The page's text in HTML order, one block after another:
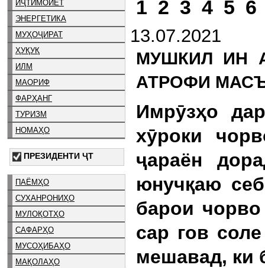
ИҶТИМОИЁТ
ЭНЕРГЕТИКА
МУҲОҶИРАТ
ҲУҚУҚ
ИЛМ
МАОРИФ
ФАРҲАНГ
ТУРИЗМ
НОМАҲО
ПРЕЗИДЕНТИ ҶТ
ПАЁМҲО
СУХАНРОНИҲО
МУЛОҚОТҲО
САФАРҲО
МУСОҲИБАҲО
МАҚОЛАҲО
1 2 3 4 5 6
13.07.2021
МУШКИЛ ИН
АТРОФИ
Имрӯзҳо
хӯроки
ҷараён
юнучқаю
барои
сар гов
мешавад, ки